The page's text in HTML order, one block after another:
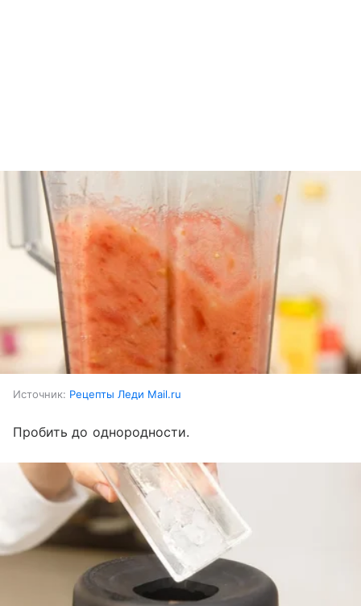
Источник: Рецепты Леди Mail.ru
Пробить до однородности.